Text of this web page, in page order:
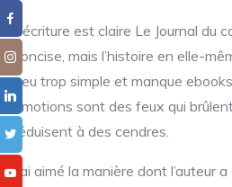
L’écriture est claire Le Journal
concise, mais l’histoire en elle-
peu trop simple et manque
émotions sont des feux qui
réduisent à des cendres.
J’ai aimé la manière dont l’auteur